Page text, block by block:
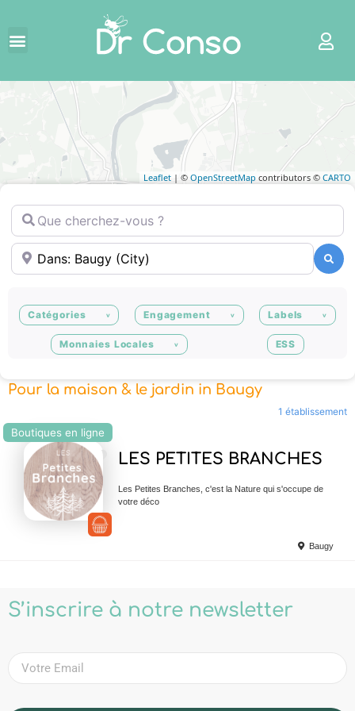
Leaflet | © OpenStreetMap contributors © CARTO
Que cherchez-vous ?
Où ?
Catégories Engagement Labels
Monnaies Locales ESS
Pour la maison & le jardin in Baugy
1 établissement
Boutiques en ligne
LES PETITES BRANCHES
Les Petites Branches, c'est la Nature qui s'occupe de
votre déco
Baugy
S’inscrire à notre newsletter